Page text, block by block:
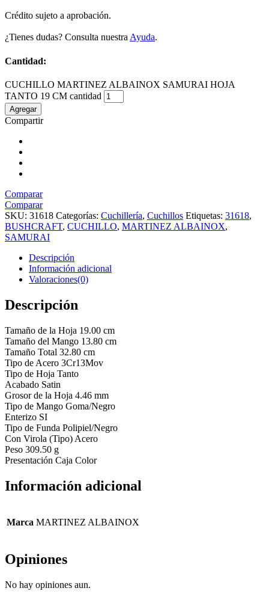
Crédito sujeto a aprobación.
¿Tienes dudas? Consulta nuestra Ayuda.
Cantidad:
CUCHILLO MARTINEZ ALBAINOX SAMURAI HOJA
TANTO 19 CM cantidad
Agregar
Compartir
Comparar
Comparar
SKU: 31618 Categorías: Cuchillería, Cuchillos Etiquetas: 31618,
BUSHCRAFT, CUCHILLO, MARTINEZ ALBAINOX,
SAMURAI
Descripción
Información adicional
Valoraciones(0)
Descripción
Tamaño de la Hoja 19.00 cm
Tamaño del Mango 13.80 cm
Tamaño Total 32.80 cm
Tipo de Acero 3Cr13Mov
Tipo de Hoja Tanto
Acabado Satin
Grosor de la Hoja 4.46 mm
Tipo de Mango Goma/Negro
Enterizo SI
Tipo de Funda Polipiel/Negro
Con Virola (Tipo) Acero
Peso 309.50 g
Presentación Caja Color
Información adicional
Marca MARTINEZ ALBAINOX
Opiniones
No hay opiniones aun.